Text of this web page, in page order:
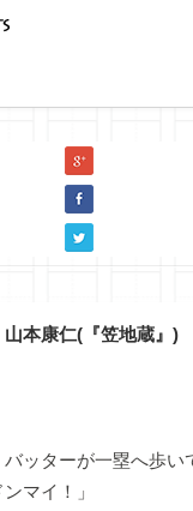
山本康仁(『笠地蔵』)
ッターが一塁へ歩い
マイ！」